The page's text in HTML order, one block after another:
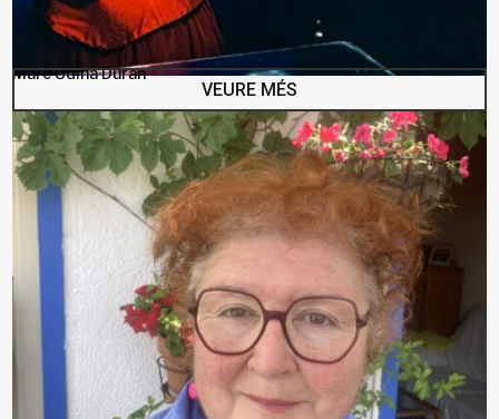
Marc Udina Duran
VEURE MÉS